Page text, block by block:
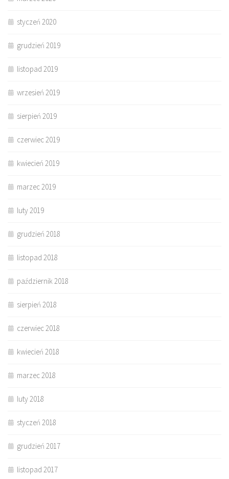
styczeń 2020
grudzień 2019
listopad 2019
wrzesień 2019
sierpień 2019
czerwiec 2019
kwiecień 2019
marzec 2019
luty 2019
grudzień 2018
listopad 2018
październik 2018
sierpień 2018
czerwiec 2018
kwiecień 2018
marzec 2018
luty 2018
styczeń 2018
grudzień 2017
listopad 2017